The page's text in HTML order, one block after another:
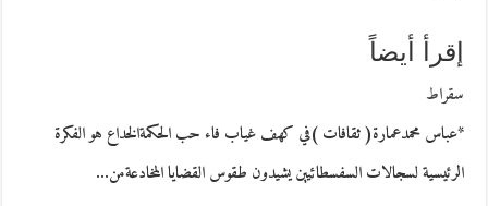
إقرأ أيضاً
سقراط
*عباس محمدعمارة( ثقافات )في كهف غياب فاء حب الحكمةالخداع هو الفكرة
الرئيسية لسجالات السفسطائيين يشيدون طقوس القضايا المخادعةمن…